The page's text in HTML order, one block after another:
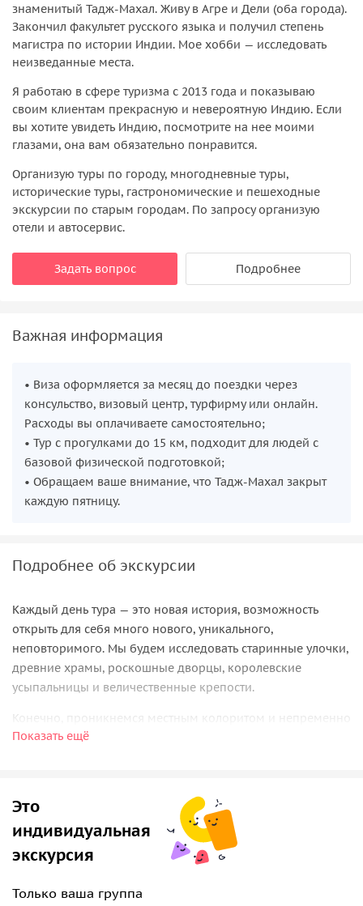
знаменитый Тадж-Махал. Живу в Агре и Дели (оба города).
Закончил факультет русского языка и получил степень
магистра по истории Индии. Мое хобби — исследовать
неизведанные места.
Я работаю в сфере туризма с 2013 года и показываю
своим клиентам прекрасную и невероятную Индию. Если
вы хотите увидеть Индию, посмотрите на нее моими
глазами, она вам обязательно понравится.
Организую туры по городу, многодневные туры,
исторические туры, гастрономические и пешеходные
экскурсии по старым городам. По запросу организую
отели и автосервис.
Задать вопрос Подробнее
Важная информация
• Виза оформляется за месяц до поездки через
консульство, визовый центр, турфирму или онлайн.
Расходы вы оплачиваете самостоятельно;
• Тур с прогулками до 15 км, подходит для людей с
базовой физической подготовкой;
• Обращаем ваше внимание, что Тадж-Махал закрыт
каждую пятницу.
Подробнее об экскурсии
Каждый день тура — это новая история, возможность
открыть для себя много нового, уникального,
неповторимого. Мы будем исследовать старинные улочки,
древние храмы, роскошные дворцы, королевские
усыпальницы и величественные крепости.
Конечно, проникнемся местным колоритом и непременно
прогуляемся по шумным, ароматным рынкам, прокатимся
насладимся национальной кухней, и не только!
Показать ещё
Это
индивидуальная
экскурсия
Только ваша группа